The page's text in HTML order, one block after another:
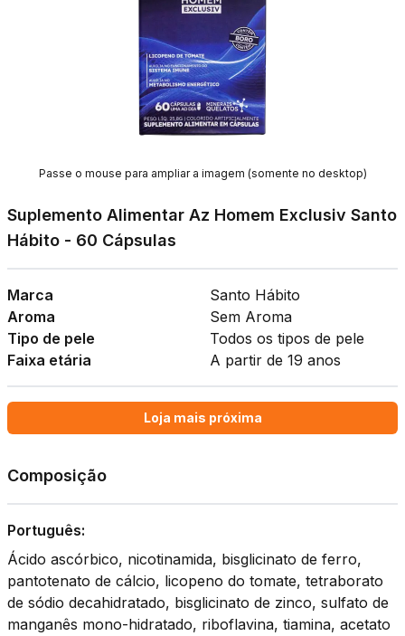
Passe o mouse para ampliar a imagem (somente no desktop)
Suplemento Alimentar Az Homem Exclusiv Santo
Hábito - 60 Cápsulas
Marca
Aroma
Tipo de pele
Faixa etária
Santo Hábito
Sem Aroma
Todos os tipos de pele
A partir de 19 anos
Loja mais próxima
Composição
Português:
Ácido ascórbico, nicotinamida, bisglicinato de ferro,
pantotenato de cálcio, licopeno do tomate, tetraborato
de sódio decahidratado, bisglicinato de zinco, sulfato de
manganês mono-hidratado, riboflavina, tiamina, acetato